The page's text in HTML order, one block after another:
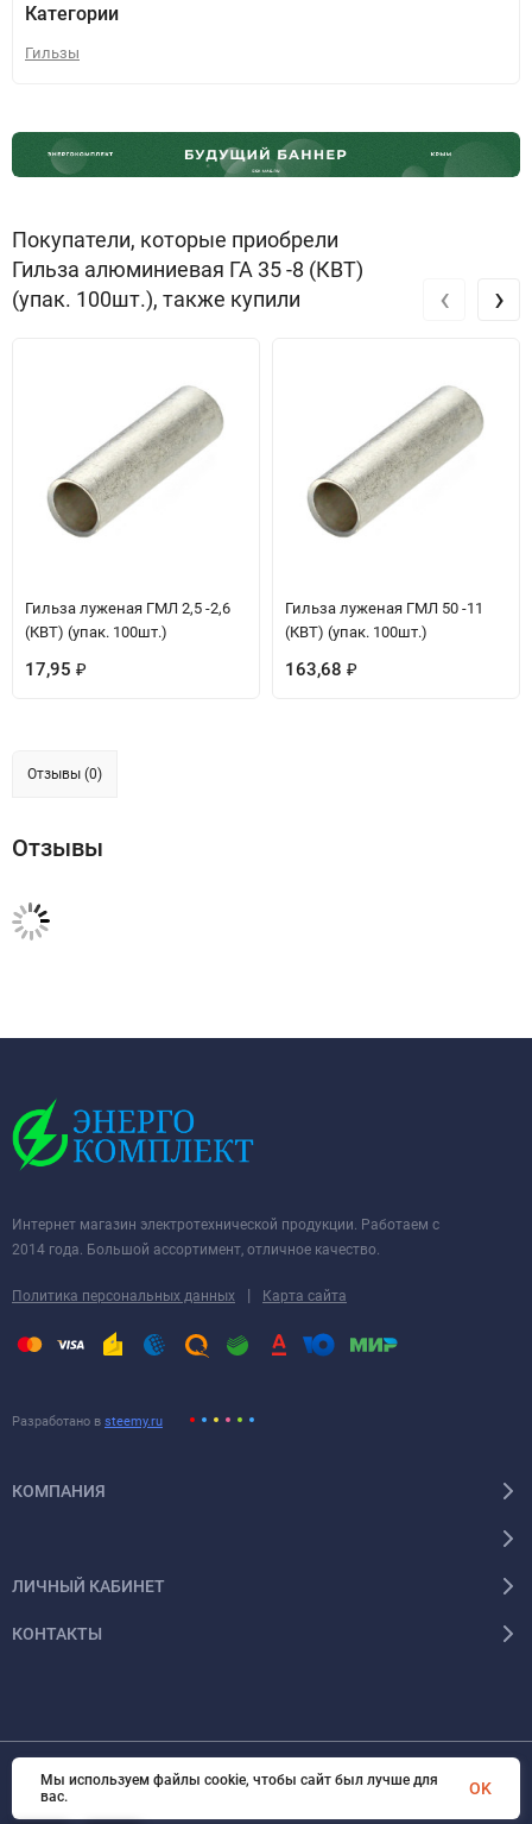
Категории
Гильзы
Покупатели, которые приобрели
Гильза алюминиевая ГА 35 -8 (КВТ)
(упак. 100шт.), также купили
Гильза луженая ГМЛ 2,5 -2,6
(КВТ) (упак. 100шт.)
17,95 ₽
Гильза луженая ГМЛ 50 -11
(КВТ) (упак. 100шт.)
163,68 ₽
‹ ›
Отзывы (0)
Отзывы
Интернет магазин электротехнической продукции. Работаем с
2014 года. Большой ассортимент, отличное качество.
Политика персональных данных | Карта сайта
Разработано в steemy.ru
КОМПАНИЯ
ЛИЧНЫЙ КАБИНЕТ
КОНТАКТЫ
© 2026 Энергокомплект Крым. Все права защищены
Мы используем файлы cookie, чтобы сайт был лучше для
вас.
OK